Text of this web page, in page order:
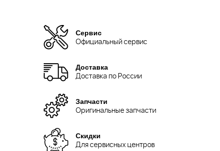
Сервис
Официальный сервис
Доставка
Доставка по России
Запчасти
Оригинальные запчасти
Скидки
Для сервисных центров